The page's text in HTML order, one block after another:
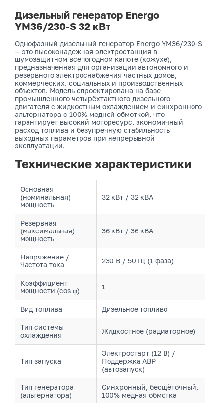
Дизельный генератор Energo
YM36/230-S 32 кВт
Однофазный дизельный генератор Energo YM36/230-S
— это высоконадежная электростанция в
шумозащитном всепогодном капоте (кожухе),
предназначенная для организации автономного и
резервного электроснабжения частных домов,
коммерческих, социальных и производственных
объектов. Модель спроектирована на базе
промышленного четырёхтактного дизельного
двигателя с жидкостным охлаждением и синхронного
альтернатора с 100% медной обмоткой, что
гарантирует высокий моторесурс, экономичный
расход топлива и безупречную стабильность
выходных параметров при непрерывной
эксплуатации.
Технические характеристики
Основная
(номинальная)
мощность
32 кВт / 32 кВА
Резервная
(максимальная)
мощность
36 кВт / 36 кВА
Напряжение /
Частота тока
230 В / 50 Гц (1 фаза)
Коэффициент
мощности (cos φ)
1
Вид топлива Дизельное топливо
Тип системы
охлаждения
Жидкостное (радиаторное)
Тип запуска
Электростарт (12 В) /
Поддержка АВР
(автозапуск)
Тип генератора
(альтернатора)
Синхронный, бесщёточный,
100% медная обмотка